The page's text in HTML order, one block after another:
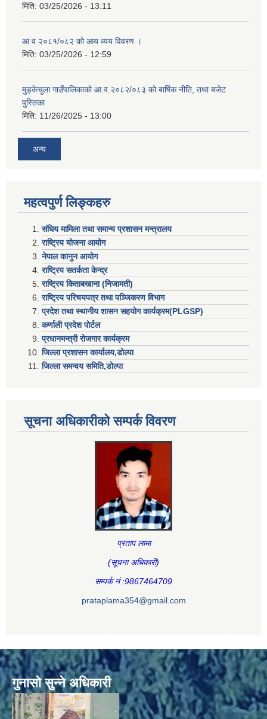
मिति: 03/25/2026 - 13:11
आ व २०८१/०८२ को आय व्यय विवरण ।
मिति: 03/25/2026 - 12:59
मुड्केचुला गाउँपालिकाको आ.व.२०८२/०८३ को बार्षिक नीति, तथा बजेट
पुस्तिका
मिति: 11/26/2025 - 13:00
अन्य
महत्वपुर्ण लिङ्कहरु
संघिय मामिला तथा समान्य प्रशासन मन्त्रालय
राष्ट्रिय योजना आयोग
नेपाल कानुन आयोग
राष्ट्रिय सतर्कता केन्द्र
राष्ट्रिय किताबखाना (निजामती)
राष्ट्रिय परिचयपत्र तथा पञ्जिकरण विभाग
प्रदेश तथा स्थानीय शासन सहयाेग कार्यक्रम(PLGSP)
कर्णाली प्रदेश पोर्टल
प्रधानमन्त्री राेजगार कार्यक्रम
जिल्ला प्रशासन कार्यालय,डोल्पा
जिल्ला समन्वय समिति,डोल्प
सूचना अधिकारीकाे सम्पर्क विवरण
प्रताप लामा
(सूचना अधिकारी)
सम्पर्क नं :9867464709
prataplama354@gmail.com
गुनासो सुन्ने अधिकारी